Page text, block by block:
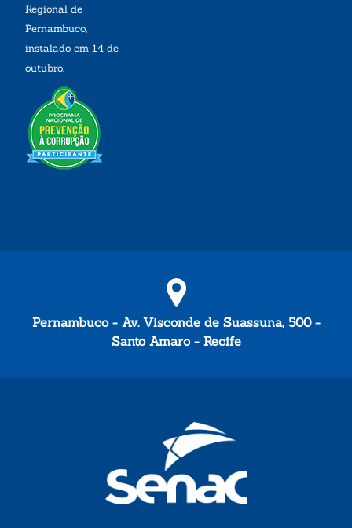
Regional de
Pernambuco,
instalado em 14 de
outubro.
Pernambuco - Av. Visconde de Suassuna, 500 -
Santo Amaro - Recife